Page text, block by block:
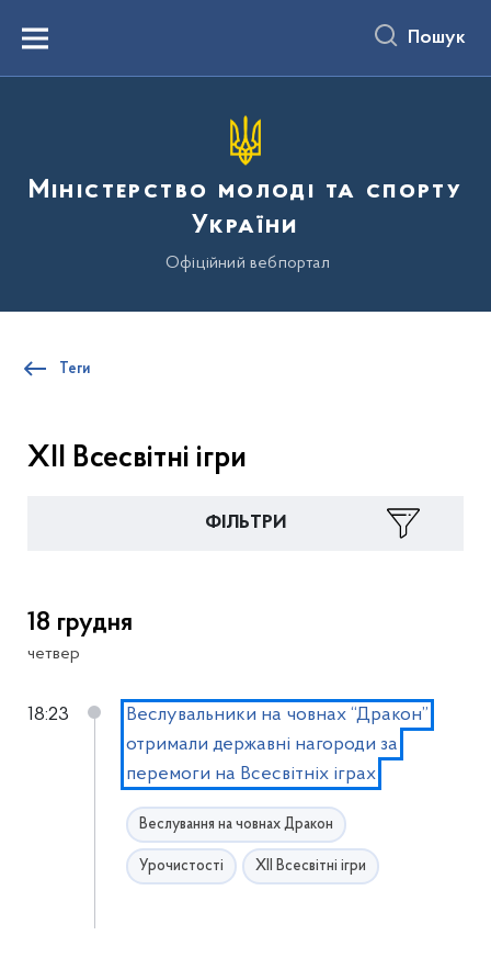
вмістуMenu Пошук
Міністерство молоді та спорту
України
Офіційний вебпортал
Теги
ХІІ Всесвітні ігри
ФІЛЬТРИ
18 грудня
четвер
18:23
Веслувальники на човнах “Дракон”
отримали державні нагороди за
перемоги на Всесвітніх іграх
Веслування на човнах Дракон
Урочистості ХІІ Всесвітні ігри